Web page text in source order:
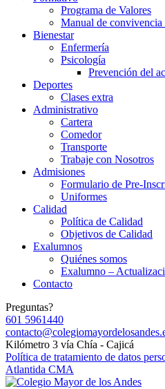
Programa de Valores
Manual de
Bienestar
Enfermería
Psicología
Prevención del
Deportes
Clases extra
Administrativo
Cartera
Comedor
Transporte
Trabaje con Nosotros
Admisiones
Formulario de Pre-
Uniformes
Calidad
Política de Calidad
Objetivos de Calidad
Exalumnos
Quiénes somos
Exalumno –
Contacto
Preguntas?
601 5961440
Kilómetro 3 vía Chía - Cajicá
Política de tratamiento de datos
Atlantida CMA